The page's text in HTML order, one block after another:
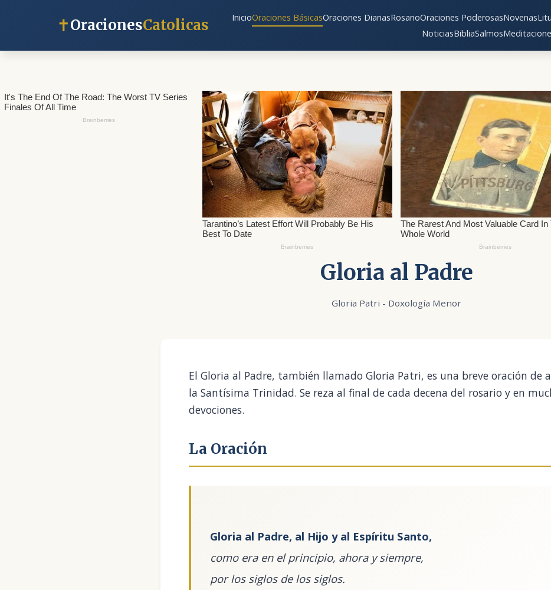
✝OracionesCatolicas InicioOraciones BásicasOraciones DiariasRosarioOraciones PoderosasNovenas
NoticiasBibliaSalmos
Gloria al Padre
Gloria Patri - Doxología Menor
El Gloria al Padre, también llamado Gloria Patri, es una breve oración de
la Santísima Trinidad. Se reza al final de cada decena del rosario y en
devociones.
La Oración
Gloria al Padre, al Hijo y al Espíritu Santo,
como era en el principio, ahora y siempre,
por los siglos de los siglos.